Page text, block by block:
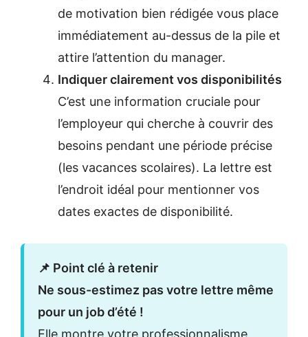
de motivation bien rédigée vous place
immédiatement au-dessus de la pile et
attire l’attention du manager.
Indiquer clairement vos disponibilités
C’est une information cruciale pour
l’employeur qui cherche à couvrir des
besoins pendant une période précise
(les vacances scolaires). La lettre est
l’endroit idéal pour mentionner vos
dates exactes de disponibilité.
📌 Point clé à retenir
Ne sous-estimez pas votre lettre même
pour un job d’été !